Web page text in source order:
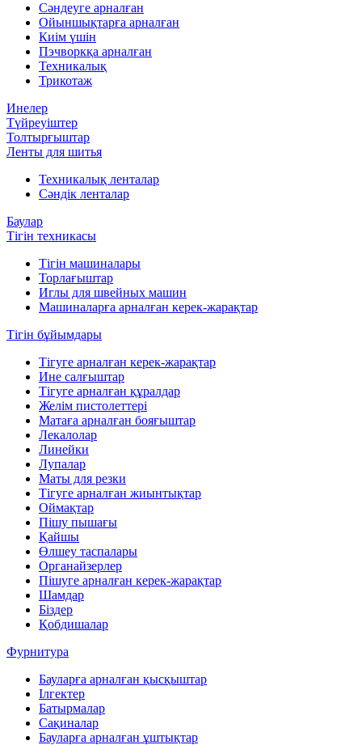
Сәндеуге арналған
Ойыншықтарға арналған
Киім үшін
Пэчворкқа арналған
Техникалық
Трикотаж
Инелер
Түйреуіштер
Толтырғыштар
Ленты для шитья
Техникалық ленталар
Сәндік ленталар
Баулар
Тігін техникасы
Тігін машиналары
Торлағыштар
Иглы для швейных машин
Машиналарға арналған керек-жарақтар
Тігін бұйымдары
Тігуге арналған керек-жарақтар
Ине салғыштар
Тігуге арналған құралдар
Желім пистолеттері
Матаға арналған бояғыштар
Лекалолар
Линейки
Лупалар
Маты для резки
Тігуге арналған жиынтықтар
Оймақтар
Пішу пышағы
Қайшы
Өлшеу таспалары
Органайзерлер
Пішуге арналған керек-жарақтар
Шамдар
Біздер
Қобдишалар
Фурнитура
Бауларға арналған қысқыштар
Ілгектер
Батырмалар
Сақиналар
Бауларға арналған ұштықтар